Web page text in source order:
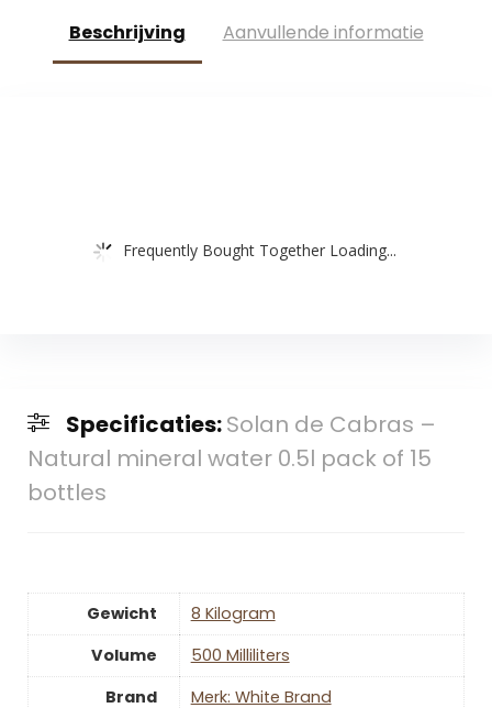
Beschrijving Aanvullende informatie
Frequently Bought Together Loading...
Specificaties:Solan de Cabras –
Natural mineral water 0.5l pack of 15
bottles
Gewicht
‎8 Kilogram
Volume
‎500 Milliliters
Brand
Merk: White Brand